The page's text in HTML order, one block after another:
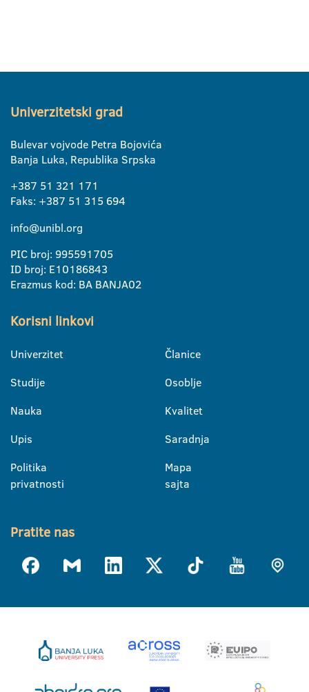
Univerzitetski grad
Bulevar vojvode Petra Bojovića
Banja Luka, Republika Srpska
+387 51 321 171
Faks: +387 51 315 694
info@unibl.org
PIC broj: 995591705
ID broj: E10186843
Erazmus kod: BA BANJA02
Korisni linkovi
Univerzitet
Studije
Nauka
Upis
Politika
privatnosti
Članice
Osoblje
Kvalitet
Saradnja
Mapa
sajta
Pratite nas